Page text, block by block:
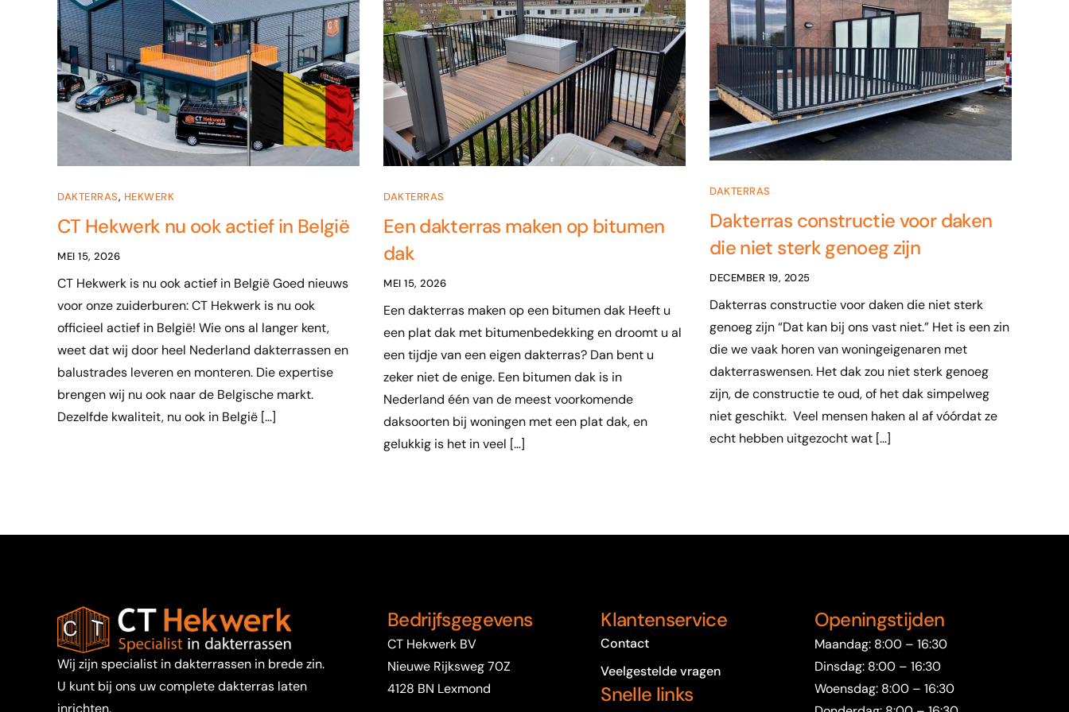
DAKTERRAS, HEKWERK
CT Hekwerk nu ook actief in België
MEI 15, 2026
CT Hekwerk is nu ook actief in België Goed nieuws
voor onze zuiderburen: CT Hekwerk is nu ook
officieel actief in België! Wie ons al langer kent,
weet dat wij door heel Nederland dakterrassen en
balustrades leveren en monteren. Die expertise
brengen wij nu ook naar de Belgische markt.
Dezelfde kwaliteit, nu ook in België […]
DAKTERRAS
Een dakterras maken op bitumen
dak
MEI 15, 2026
Een dakterras maken op een bitumen dak Heeft u
een plat dak met bitumenbedekking en droomt u al
een tijdje van een eigen dakterras? Dan bent u
zeker niet de enige. Een bitumen dak is in
Nederland één van de meest voorkomende
daksoorten bij woningen met een plat dak, en
gelukkig is het in veel […]
DAKTERRAS
Dakterras constructie voor daken
die niet sterk genoeg zijn
DECEMBER 19, 2025
Dakterras constructie voor daken die niet sterk
genoeg zijn “Dat kan bij ons vast niet.” Het is een zin
die we vaak horen van woningeigenaren met
dakterraswensen. Het dak zou niet sterk genoeg
zijn, de constructie te oud, of het dak simpelweg
niet geschikt. Veel mensen haken al af vóórdat ze
echt hebben uitgezocht wat […]
Wij zijn specialist in dakterrassen in brede zin.
U kunt bij ons uw complete dakterras laten
inrichten.
Bedrijfsgegevens
CT Hekwerk BV
Nieuwe Rijksweg 70Z
4128 BN Lexmond
Klantenservice
Contact
Veelgestelde vragen
Snelle links
Openingstijden
Maandag: 8:00 – 16:30
Dinsdag: 8:00 – 16:30
Woensdag: 8:00 – 16:30